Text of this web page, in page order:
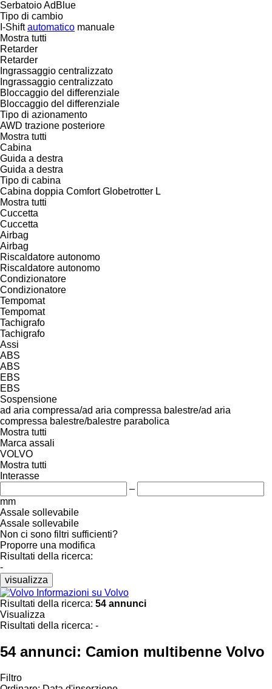
Serbatoio AdBlue
Tipo di cambio
I-Shift automatico manuale
Mostra tutti
Retarder
Retarder
Ingrassaggio centralizzato
Ingrassaggio centralizzato
Bloccaggio del differenziale
Bloccaggio del differenziale
Tipo di azionamento
AWD trazione posteriore
Mostra tutti
Cabina
Guida a destra
Guida a destra
Tipo di cabina
Cabina doppia Comfort Globetrotter L
Mostra tutti
Cuccetta
Cuccetta
Airbag
Airbag
Riscaldatore autonomo
Riscaldatore autonomo
Condizionatore
Condizionatore
Tempomat
Tempomat
Tachigrafo
Tachigrafo
Assi
ABS
ABS
EBS
EBS
Sospensione
ad aria compressa/ad aria compressa balestre/ad aria
compressa balestre/balestre parabolica
Mostra tutti
Marca assali
VOLVO
Mostra tutti
Interasse
–
mm
Assale sollevabile
Assale sollevabile
Non ci sono filtri sufficienti?
Proporre una modifica
Risultati della ricerca:
-
visualizza
Informazioni su Volvo
Risultati della ricerca: 54 annunci
Visualizza
Risultati della ricerca: -
54 annunci: Camion multibenne Volvo
Filtro